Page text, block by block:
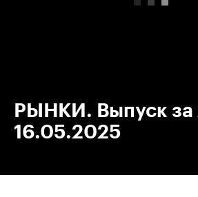
РЫНКИ. Выпуск за
16.05.2025